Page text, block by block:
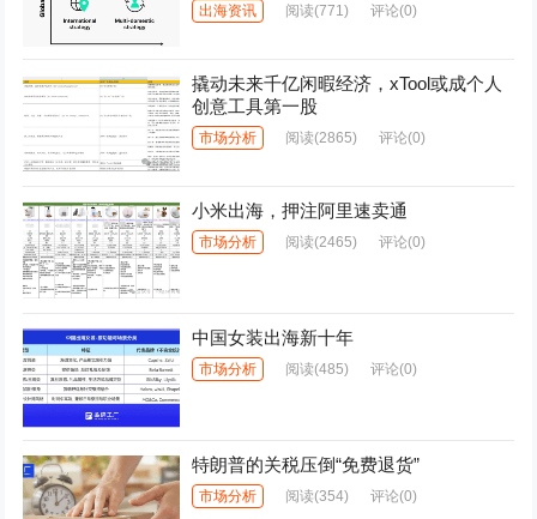
出海资讯 阅读(771) 评论(0)
撬动未来千亿闲暇经济，xTool或成个人
创意工具第一股
市场分析 阅读(2865) 评论(0)
小米出海，押注阿里速卖通
市场分析 阅读(2465) 评论(0)
中国女装出海新十年
市场分析 阅读(485) 评论(0)
特朗普的关税压倒“免费退货”
市场分析 阅读(354) 评论(0)